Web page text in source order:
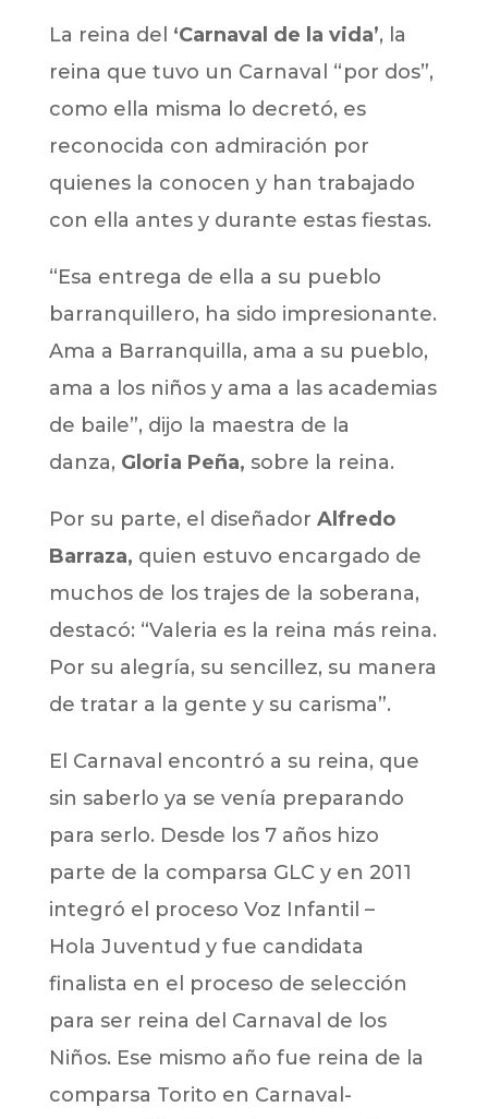
La reina del ‘Carnaval de la vida’, la
reina que tuvo un Carnaval “por dos”,
como ella misma lo decretó, es
reconocida con admiración por
quienes la conocen y han trabajado
con ella antes y durante estas fiestas.
“Esa entrega de ella a su pueblo
barranquillero, ha sido impresionante.
Ama a Barranquilla, ama a su pueblo,
ama a los niños y ama a las academias
de baile”, dijo la maestra de la
danza, Gloria Peña, sobre la reina.
Por su parte, el diseñador Alfredo
Barraza, quien estuvo encargado de
muchos de los trajes de la soberana,
destacó: “Valeria es la reina más reina.
Por su alegría, su sencillez, su manera
de tratar a la gente y su carisma”.
El Carnaval encontró a su reina, que
sin saberlo ya se venía preparando
para serlo. Desde los 7 años hizo
parte de la comparsa GLC y en 2011
integró el proceso Voz Infantil –
Hola Juventud y fue candidata
finalista en el proceso de selección
para ser reina del Carnaval de los
Niños. Ese mismo año fue reina de la
comparsa Torito en Carnaval-